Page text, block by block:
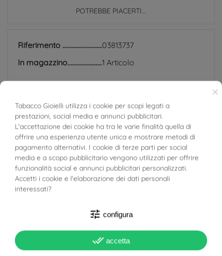
POTREBBE PIACERTI...
Riferimento
03813737
In magazzino
1 Articolo
Peso 7.33g
Larghezza 3.50 mm
Spessore
Materiale Oro Giallo 18kt
Lunghezza Collana 60 cm
×
Tabacco Gioielli utilizza i cookie per scopi legati a
prestazioni, social media e annunci pubblicitari.
L'accettazione dei cookie ha tra le varie finalità quella di
offrire una esperienza utente unica e mostrare metodi di
pagamento alternativi. I cookie di terze parti per social
media e a scopo pubblicitario vengono utilizzati per offrire
funzionalità social e annunci pubblicitari personalizzati.
Accetti i cookie e l'elaborazione dei dati personali
interessati?
tune configura
done_all accetta